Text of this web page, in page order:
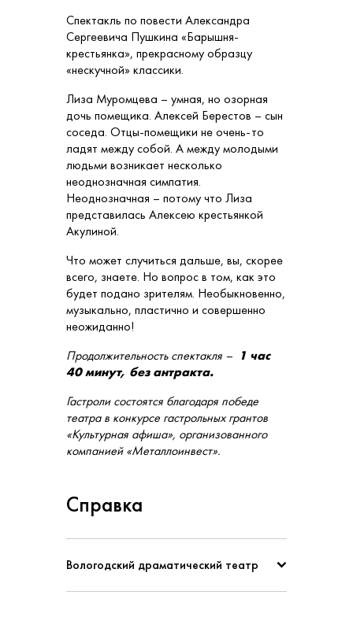
Спектакль по повести Александра
Сергеевича Пушкина «Барышня-
крестьянка», прекрасному образцу
«нескучной» классики.
Лиза Муромцева – умная, но озорная
дочь помещика. Алексей Берестов – сын
соседа. Отцы-помещики не очень-то
ладят между собой. А между молодыми
людьми возникает несколько
неоднозначная симпатия.
Неоднозначная – потому что Лиза
представилась Алексею крестьянкой
Акулиной.
Что может случиться дальше, вы, скорее
всего, знаете. Но вопрос в том, как это
будет подано зрителям. Необыкновенно,
музыкально, пластично и совершенно
неожиданно!
Продолжительность спектакля – 1 час
40 минут, без антракта.
Гастроли состоятся благодаря победе
театра в конкурсе гастрольных грантов
«Культурная афиша», организованного
компанией «Металлоинвест».
Справка
Вологодский драматический театр